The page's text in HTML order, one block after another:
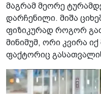
მაგრამ მეორე
დარჩენილი. მიშა
ფიზიკურად როგორ
მინიმუმ, ორი კვირა
ფაქტორიც